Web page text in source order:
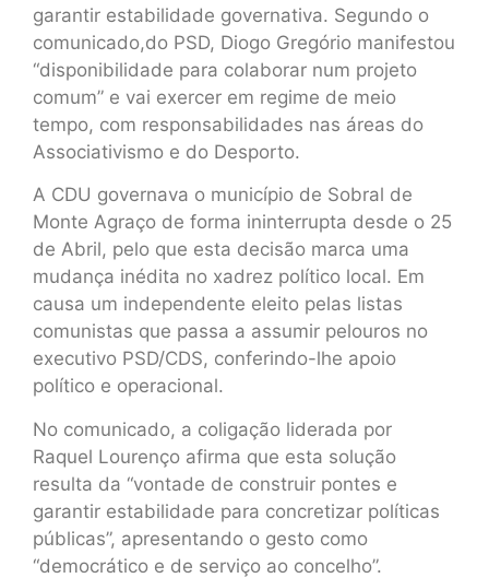
garantir estabilidade governativa. Segundo o
comunicado,do PSD, Diogo Gregório manifestou
“disponibilidade para colaborar num projeto
comum” e vai exercer em regime de meio
tempo, com responsabilidades nas áreas do
Associativismo e do Desporto.
A CDU governava o município de Sobral de
Monte Agraço de forma ininterrupta desde o 25
de Abril, pelo que esta decisão marca uma
mudança inédita no xadrez político local. Em
causa um independente eleito pelas listas
comunistas que passa a assumir pelouros no
executivo PSD/CDS, conferindo-lhe apoio
político e operacional.
No comunicado, a coligação liderada por
Raquel Lourenço afirma que esta solução
resulta da “vontade de construir pontes e
garantir estabilidade para concretizar políticas
públicas”, apresentando o gesto como
“democrático e de serviço ao concelho”.